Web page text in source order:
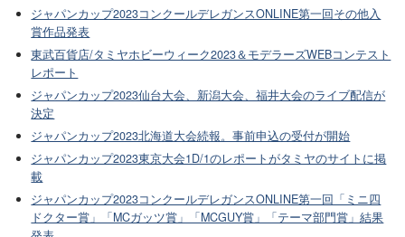
ジャパンカップ2023コンクールデレガンスONLINE第一回その他入
賞作品発表
東武百貨店/タミヤホビーウィーク2023＆モデラーズWEBコンテスト
レポート
ジャパンカップ2023仙台大会、新潟大会、福井大会のライブ配信が
決定
ジャパンカップ2023北海道大会続報。事前申込の受付が開始
ジャパンカップ2023東京大会1D/1のレポートがタミヤのサイトに掲
載
ジャパンカップ2023コンクールデレガンスONLINE第一回「ミニ四
ドクター賞」「MCガッツ賞」「MCGUY賞」「テーマ部門賞」結果